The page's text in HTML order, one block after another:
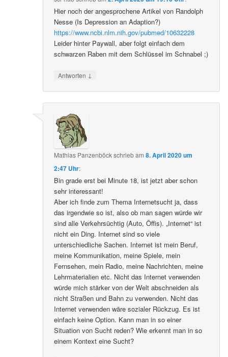
Hier noch der angesprochene Artikel von Randolph
Nesse (Is Depression an Adaption?)
https://www.ncbi.nlm.nih.gov/pubmed/10632228
Leider hinter Paywall, aber folgt einfach dem
schwarzen Raben mit dem Schlüssel im Schnabel ;)
Antworten ↓
Mathias Panzenböckschriebam8. April 2020 um
2:47 Uhr:
Bin grade erst bei Minute 18, ist jetzt aber schon
sehr interessant!
Aber ich finde zum Thema Internetsucht ja, dass
das irgendwie so ist, also ob man sagen würde wir
sind alle Verkehrsüchtig (Auto, Öffis). „Internet“ ist
nicht ein Ding. Internet sind so viele
unterschiedliche Sachen. Internet ist mein Beruf,
meine Kommunikation, meine Spiele, mein
Fernsehen, mein Radio, meine Nachrichten, meine
Lehrmaterialien etc. Nicht das Internet verwenden
würde mich stärker von der Welt abschneiden als
nicht Straßen und Bahn zu verwenden. Nicht das
Internet verwenden wäre sozialer Rückzug. Es ist
einfach keine Option. Kann man in so einer
Situation von Sucht reden? Wie erkennt man in so
einem Kontext eine Sucht?